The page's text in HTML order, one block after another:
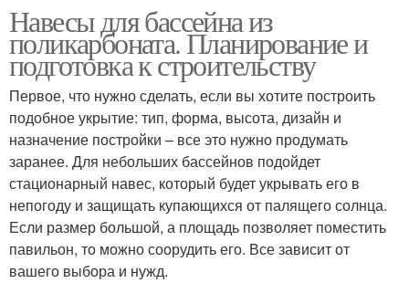
Навесы для бассейна из
поликарбоната. Планирование и
подготовка к строительству
Первое, что нужно сделать, если вы хотите построить
подобное укрытие: тип, форма, высота, дизайн и
назначение постройки – все это нужно продумать
заранее. Для небольших бассейнов подойдет
стационарный навес, который будет укрывать его в
непогоду и защищать купающихся от палящего солнца.
Если размер большой, а площадь позволяет поместить
павильон, то можно соорудить его. Все зависит от
вашего выбора и нужд.